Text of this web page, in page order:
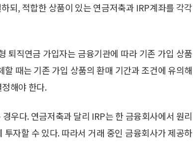
되, 적합한 상품이 있는 연금저축과 IRP계좌를 각각
퇴직연금 가입자는 금융기관에 따라 기존 가입 상품
때는 기존 가입 상품의 환매 기간과 조건에 유의해
해야 한다.
우다. 연금저축과 달리 IRP는 한 금융회사에서 원리
자할 수 있다. 따라서 거래 중인 금융회사가 제공하